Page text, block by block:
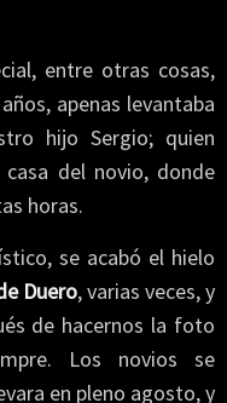
entre otras cosas,
apenas levantaba
hijo Sergio; quien
del novio, donde
horas.
se acabó el hielo
Duero, varias veces, y
de hacernos la foto
Los novios se
en pleno agosto, y